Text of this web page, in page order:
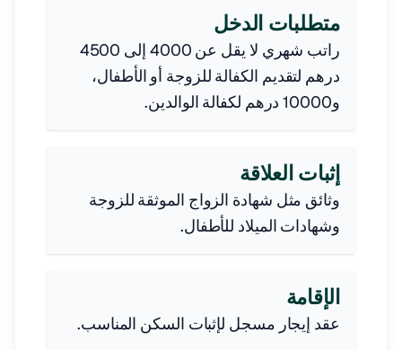
متطلبات الدخل
راتب شهري لا يقل عن 4000 إلى 4500
درهم لتقديم الكفالة للزوجة أو الأطفال،
و10000 درهم لكفالة الوالدين.
إثبات العلاقة
وثائق مثل شهادة الزواج الموثقة للزوجة
وشهادات الميلاد للأطفال.
الإقامة
عقد إيجار مسجل لإثبات السكن المناسب.